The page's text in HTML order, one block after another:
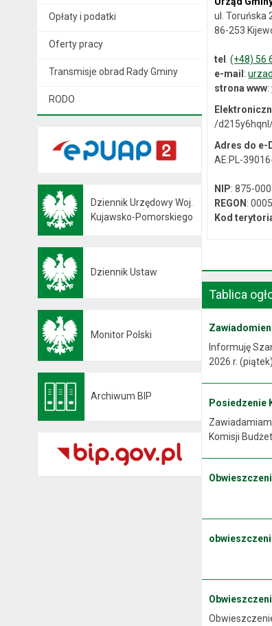
Opłaty i podatki
Oferty pracy
Transmisje obrad Rady Gminy
RODO
Dziennik Urzędowy Woj.
Kujawsko-Pomorskiego
Dziennik Ustaw
Monitor Polski
Archiwum BIP
ul. Toruńska
86-253
tel .(+48) 56
e-mail :
strona www:
/
Adres do e-
AE:PL-
NIP: 875-
REGON :
Kod
Tablica
Informuję
2026 r.
Posiedzenie
Komisji